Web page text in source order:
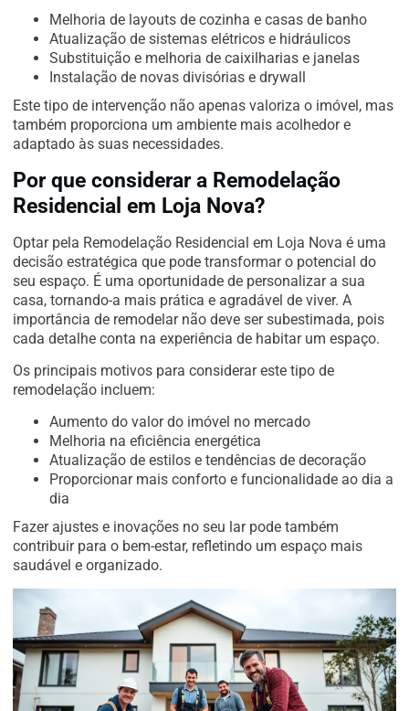
Melhoria de layouts de cozinha e casas de banho
Atualização de sistemas elétricos e hidráulicos
Substituição e melhoria de caixilharias e janelas
Instalação de novas divisórias e drywall
Este tipo de intervenção não apenas valoriza o imóvel, mas
também proporciona um ambiente mais acolhedor e
adaptado às suas necessidades.
Por que considerar a Remodelação
Residencial em Loja Nova?
Optar pela Remodelação Residencial em Loja Nova é uma
decisão estratégica que pode transformar o potencial do
seu espaço. É uma oportunidade de personalizar a sua
casa, tornando-a mais prática e agradável de viver. A
importância de remodelar não deve ser subestimada, pois
cada detalhe conta na experiência de habitar um espaço.
Os principais motivos para considerar este tipo de
remodelação incluem:
Aumento do valor do imóvel no mercado
Melhoria na eficiência energética
Atualização de estilos e tendências de decoração
Proporcionar mais conforto e funcionalidade ao dia a
dia
Fazer ajustes e inovações no seu lar pode também
contribuir para o bem-estar, refletindo um espaço mais
saudável e organizado.